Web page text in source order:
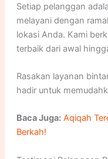
Setiap pelanggan
melayani dengan
lokasi Anda. Kami
terbaik dari awal
Rasakan layanan
hadir untuk
Baca Juga: Aqiqah
Berkah!